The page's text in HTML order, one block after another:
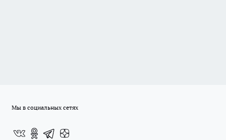
Мы в социальных сетях